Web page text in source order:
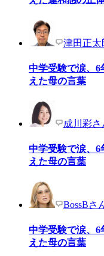
津田正太
中学受験で涙、
えた母の言葉
成川彩
中学受験で涙、
えた母の言葉
BossBさ
中学受験で涙、
えた母の言葉